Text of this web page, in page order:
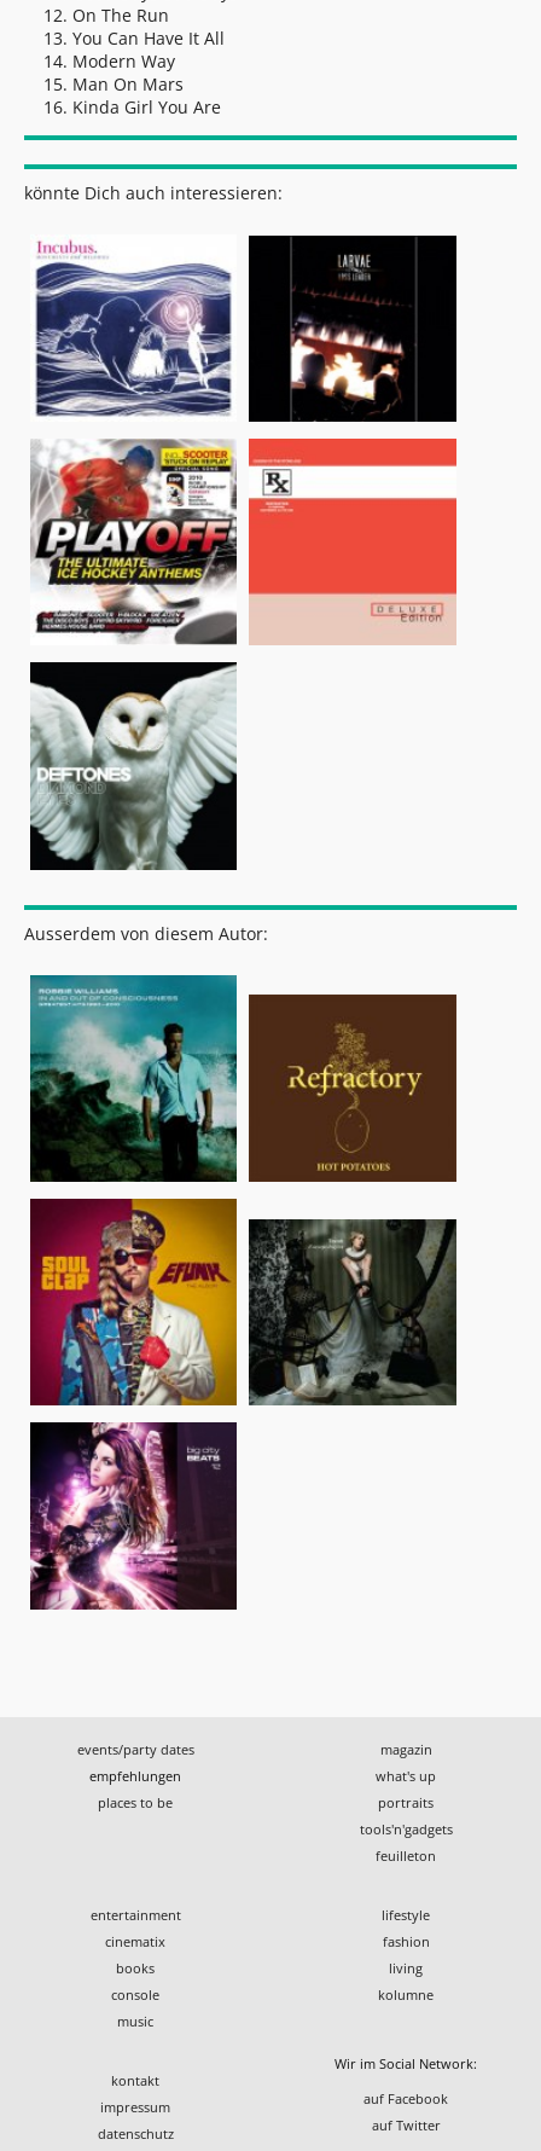
On The Run
You Can Have It All
Modern Way
Man On Mars
Kinda Girl You Are
könnte Dich auch interessieren:
Ausserdem von diesem Autor:
events/party dates
empfehlungen
places to be
magazin
what's up
portraits
tools'n'gadgets
feuilleton
entertainment
cinematix
books
console
music
lifestyle
fashion
living
kolumne
kontakt
impressum
datenschutz
Wir im Social Network:
auf Facebook
auf Twitter